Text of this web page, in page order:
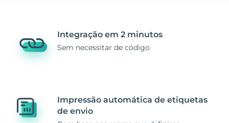
Integração em 2 minutos
Sem necessitar de código
Impressão automática de etiquetas
de envio